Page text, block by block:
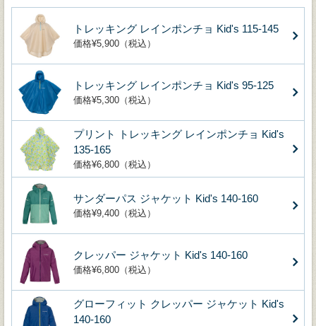
トレッキング レインポンチョ Kid's 115-145
価格¥5,900（税込）
トレッキング レインポンチョ Kid's 95-125
価格¥5,300（税込）
プリント トレッキング レインポンチョ Kid's
135-165
価格¥6,800（税込）
サンダーパス ジャケット Kid's 140-160
価格¥9,400（税込）
クレッパー ジャケット Kid's 140-160
価格¥6,800（税込）
グローフィット クレッパー ジャケット Kid's
140-160